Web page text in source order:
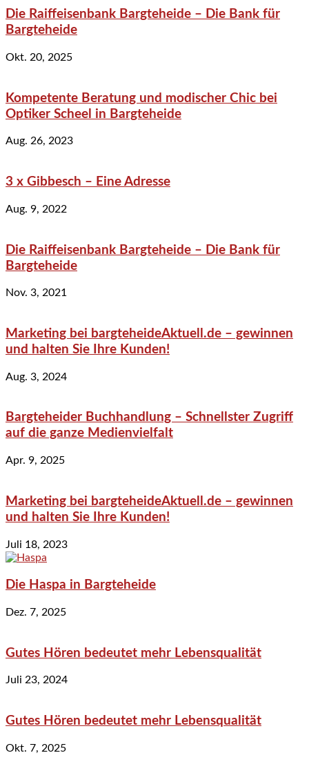
Die Raiffeisenbank Bargteheide – Die Bank für
Bargteheide
Okt. 20, 2025
Kompetente Beratung und modischer Chic bei
Optiker Scheel in Bargteheide
Aug. 26, 2023
3 x Gibbesch – Eine Adresse
Aug. 9, 2022
Die Raiffeisenbank Bargteheide – Die Bank für
Bargteheide
Nov. 3, 2021
Marketing bei bargteheideAktuell.de – gewinnen
und halten Sie Ihre Kunden!
Aug. 3, 2024
Bargteheider Buchhandlung – Schnellster Zugriff
auf die ganze Medienvielfalt
Apr. 9, 2025
Marketing bei bargteheideAktuell.de – gewinnen
und halten Sie Ihre Kunden!
Juli 18, 2023
Die Haspa in Bargteheide
Dez. 7, 2025
Gutes Hören bedeutet mehr Lebensqualität
Juli 23, 2024
Gutes Hören bedeutet mehr Lebensqualität
Okt. 7, 2025